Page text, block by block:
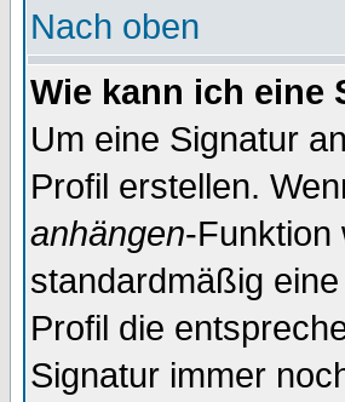
Nach oben
Wie kann ich eine
Um eine Signatur
Profil erstellen.
anhängen-Funktion
standardmäßig
Profil die
Signatur immer